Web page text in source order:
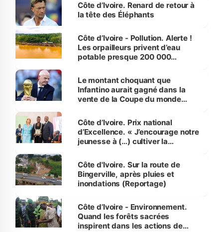
Côte d’Ivoire. Renard de retour à
la tête des Éléphants
Côte d’Ivoire - Pollution. Alerte !
Les orpailleurs privent d’eau
potable presque 200 000
Le montant choquant que
Infantino aurait gagné dans la
vente de la Coupe du monde
Côte d’Ivoire. Prix national
d’Excellence. « J’encourage notre
jeunesse à (…) cultiver la
(Alassane Ouattara
Côte d'Ivoire. Sur la route de
Bingerville, après pluies et
inondations (Reportage)
Côte d’Ivoire - Environnement.
Quand les forêts sacrées
inspirent dans les actions de